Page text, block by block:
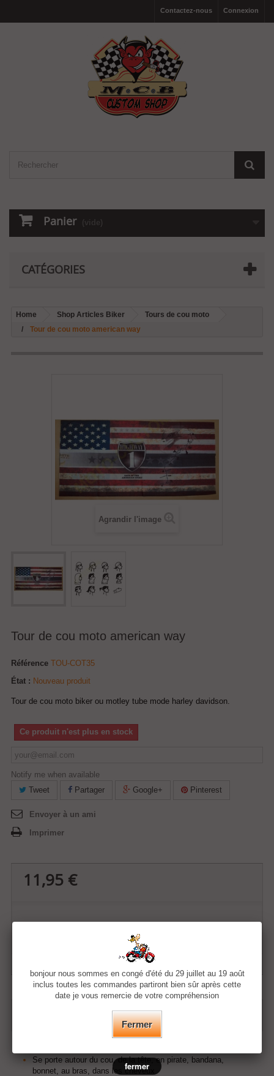
Connexion
Contactez-nous
Panier (vide)
CATÉGORIES
Home Shop Articles Biker
Tours de cou moto
Tour de cou moto american way
Agrandir l'image
Tour de cou moto american way
Référence TOU-COT35
État : Nouveau produit
Tour de cou moto biker ou motley tube mode harley davidson.
Ce produit n'est plus en stock
Notify me when available
Tweet
Partager Google+ Pinterest
Envoyer à un ami
Imprimer
11,95 €
Ajouter à ma liste d'envies
Se porte autour du cou, de la tête, en pirate, bandana,
bonnet, au bras, dans les cheveux
bonjour nous sommes en congé d'été du 29 juillet au 19 août
inclus toutes les commandes partiront bien sûr après cette
date je vous remercie de votre compréhension
Fermer
fermer